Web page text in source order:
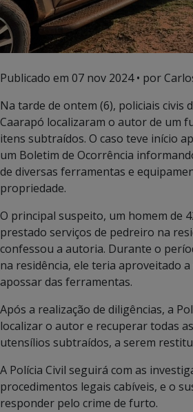
Publicado em 07 nov 2024• por
Na tarde de ontem (6), policiais civis
Caarapó localizaram o autor de um
itens subtraídos. O caso teve início
um Boletim de Ocorrência
de diversas ferramentas e
propriedade.
O principal suspeito, um homem de
prestado serviços de pedreiro na
confessou a autoria. Durante o
na residência, ele teria aproveitado
apossar das ferramentas.
Após a realização de diligências, a
localizar o autor e recuperar todas
utensílios subtraídos, a serem
A Polícia Civil seguirá com as
procedimentos legais cabíveis, e o
responder pelo crime de furto.